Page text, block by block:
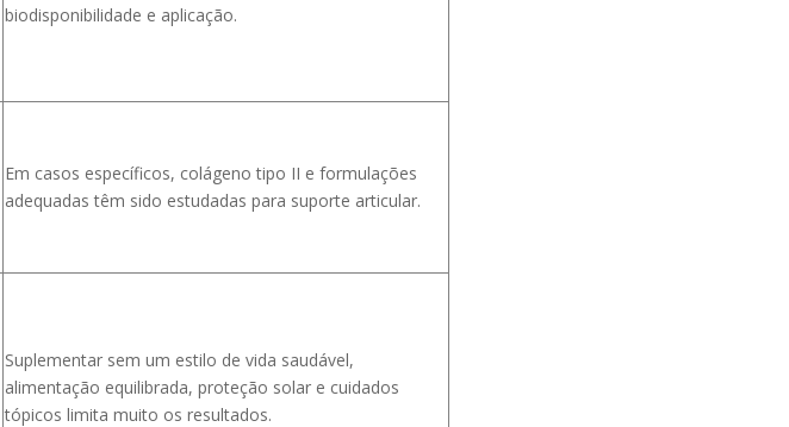
biodisponibilidade e aplicação.
Em casos específicos, colágeno tipo II e formulações
adequadas têm sido estudadas para suporte articular.
Suplementar sem um estilo de vida saudável,
alimentação equilibrada, proteção solar e cuidados
tópicos limita muito os resultados.